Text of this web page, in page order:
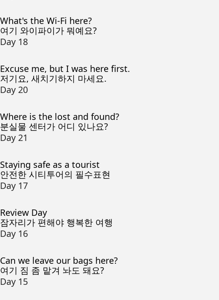
What's the Wi-Fi here?
여기 와이파이가 뭐예요?
Day 18
Excuse me, but I was here first.
저기요, 새치기하지 마세요.
Day 20
Where is the lost and found?
분실물 센터가 어디 있나요?
Day 21
Staying safe as a tourist
안전한 시티투어의 필수표현
Day 17
Review Day
잠자리가 편해야 행복한 여행
Day 16
Can we leave our bags here?
여기 짐 좀 맡겨 놔도 돼요?
Day 15